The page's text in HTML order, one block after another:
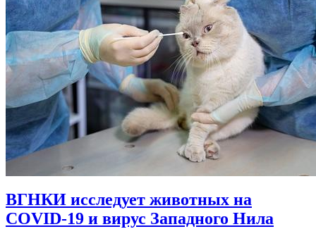
ВГНКИ исследует животных на
COVID-19 и вирус Западного Нила